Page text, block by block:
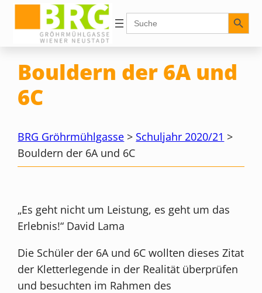
Inhalt
springen
Search
for:
Search Button
Bouldern der 6A und
6C
BRG Gröhrmühlgasse > Schuljahr 2020/21 >
Bouldern der 6A und 6C
„Es geht nicht um Leistung, es geht um das
Erlebnis!“ David Lama
Die Schüler der 6A und 6C wollten dieses Zitat
der Kletterlegende in der Realität überprüfen
und besuchten im Rahmen des